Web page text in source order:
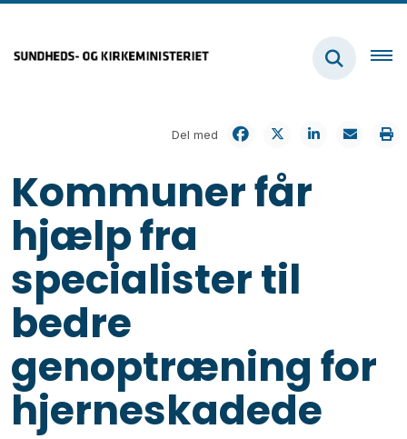
Del med
Kommuner får
hjælp fra
specialister til
bedre
genoptræning for
hjerneskadede